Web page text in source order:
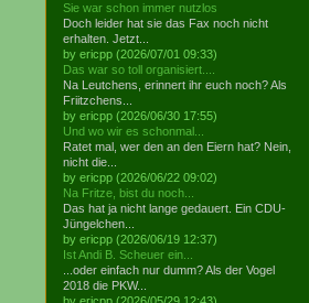
Sie war schon immer nutzlos
Doch leider hat sie das Fax noch nicht
erhalten. Jetzt...
by ericpp (2026/07/01 09:33)
Das war so toll organisiert....
Na Leutchens, erinnert ihr euch noch? Als
Friitzchens...
by ericpp (2026/06/30 17:55)
Und wo wir es schonmal...
Ratet mal, wer den an den Eiern hat? Nein,
nicht die...
by ericpp (2026/06/22 09:02)
Na Fritze, bist du noch...
Das hat ja nicht lange gedauert. Ein CDU-
Jüngelchen...
by ericpp (2026/06/19 12:37)
Ist Andi B. Scheuer ein...
...oder einfach nur dumm? Als der Vogel
2018 die PKW...